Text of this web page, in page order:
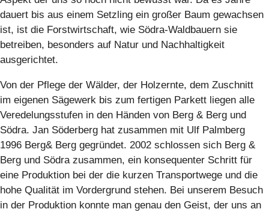
dauert bis aus einem Setzling ein großer Baum gewachsen
ist, ist die Forstwirtschaft, wie Södra-Waldbauern sie
betreiben, besonders auf Natur und Nachhaltigkeit
ausgerichtet.
Von der Pflege der Wälder, der Holzernte, dem Zuschnitt
im eigenen Sägewerk bis zum fertigen Parkett liegen alle
Veredelungsstufen in den Händen von Berg & Berg und
Södra. Jan Söderberg hat zusammen mit Ulf Palmberg
1996 Berg& Berg gegründet. 2002 schlossen sich Berg &
Berg und Södra zusammen, ein konsequenter Schritt für
eine Produktion bei der die kurzen Transportwege und die
hohe Qualität im Vordergrund stehen. Bei unserem Besuch
in der Produktion konnte man genau den Geist, der uns an